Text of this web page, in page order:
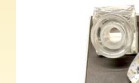
Aurinko Kustannus: kirjat